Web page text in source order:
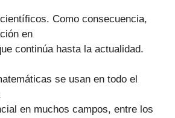
Como consecuencia,
en
continúa hasta la actualidad.
se usan en todo el
en muchos campos, entre los